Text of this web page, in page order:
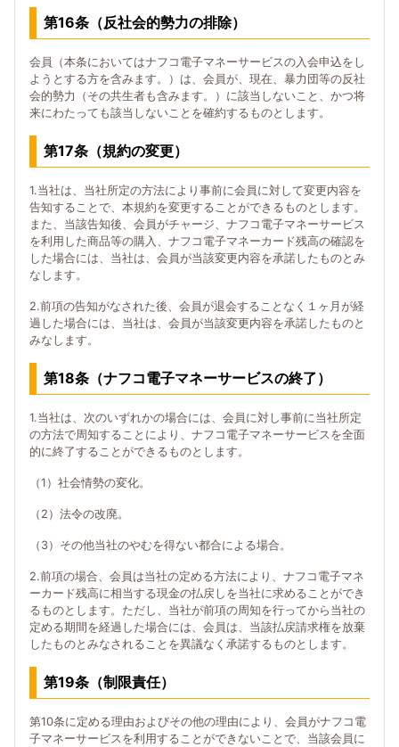
第16条（反社会的勢力の排除）
会員（本条においてはナフコ電子マネーサービスの入会申込をし
ようとする方を含みます。）は、会員が、現在、暴力団等の反社
会的勢力（その共生者も含みます。）に該当しないこと、かつ将
来にわたっても該当しないことを確約するものとします。
第17条（規約の変更）
1.当社は、当社所定の方法により事前に会員に対して変更内容を
告知することで、本規約を変更することができるものとします。
また、当該告知後、会員がチャージ、ナフコ電子マネーサービス
を利用した商品等の購入、ナフコ電子マネーカード残高の確認を
した場合には、当社は、会員が当該変更内容を承諾したものとみ
なします。
2.前項の告知がなされた後、会員が退会することなく１ヶ月が経
過した場合には、当社は、会員が当該変更内容を承諾したものと
みなします。
第18条（ナフコ電子マネーサービスの終了）
1.当社は、次のいずれかの場合には、会員に対し事前に当社所定
の方法で周知することにより、ナフコ電子マネーサービスを全面
的に終了することができるものとします。
（1）社会情勢の変化。
（2）法令の改廃。
（3）その他当社のやむを得ない都合による場合。
2.前項の場合、会員は当社の定める方法により、ナフコ電子マネ
ーカード残高に相当する現金の払戻しを当社に求めることができ
るものとします。ただし、当社が前項の周知を行ってから当社の
定める期間を経過した場合には、会員は、当該払戻請求権を放棄
したものとみなされることを異議なく承諾するものとします。
第19条（制限責任）
第10条に定める理由およびその他の理由により、会員がナフコ電
子マネーサービスを利用することができないことで、当該会員に